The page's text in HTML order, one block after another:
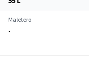
Maletero
-